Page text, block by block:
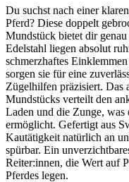
Du suchst nach einer
Pferd? Diese doppelt
Mundstück bietet dir
Edelstahl liegen absolut
schmerzhaftes
sorgen sie für eine
Zügelhilfen präzisiert. Das
Mundstücks verteilt den
Laden und die Zunge,
ermöglicht. Gefertigt aus
Kautätigkeit natürlich an
spürbar. Ein
Reiter:innen, die Wert auf
Pferdes legen.